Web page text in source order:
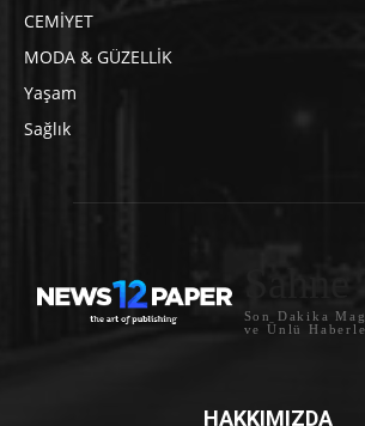
CEMİYET
MODA & GÜZELLİK
Yaşam
Sağlık
Son Dakika
ve Ünlü
HAKKIMIZDA